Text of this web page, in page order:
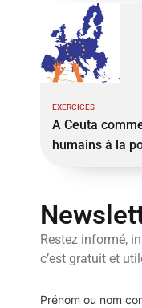
EXERCICES
A Ceuta
humains à la
Restez informé,
c’est gratuit et
Prénom ou nom